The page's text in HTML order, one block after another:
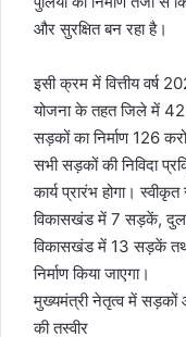
और सुरक्षित बन रहा है।
इसी क्रम में वित्तीय वर्ष
योजना के तहत जिले में 42
सड़कों का निर्माण 126
सभी सड़कों की निविदा
कार्य प्रारंभ होगा।
विकासखंड में 7 सड़कें,
विकासखंड में 13 सड़कें
निर्माण किया जाएगा।
मुख्यमंत्री नेतृत्व में सड़कों
की तस्वीर